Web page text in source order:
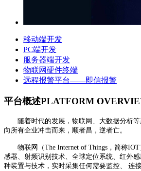
移动端开发
PC端开发
服务器端开发
物联网硬件终端
远程报警平台——即信报警
平台概述PLATFORM
随着时代的发展，物联网、大数据分析
向所有企业冲击而来，顺者昌，逆者亡。
物联网（The Internet of Things，简称
感器、射频识别技术、全球定位系统、红外
种装置与技术，实时采集任何需要监控、 连